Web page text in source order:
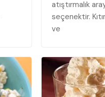
atıştırmalık
seçenektir.
ve